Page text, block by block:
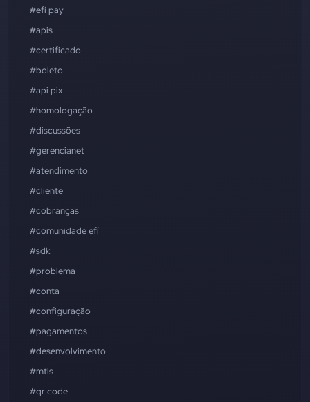
#efí pay
#apis
#certificado
#boleto
#api pix
#homologação
#discussões
#gerencianet
#atendimento
#cliente
#cobranças
#comunidade efí
#sdk
#problema
#conta
#configuração
#pagamentos
#desenvolvimento
#mtls
#qr code